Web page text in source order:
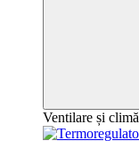
Ventilare și climă